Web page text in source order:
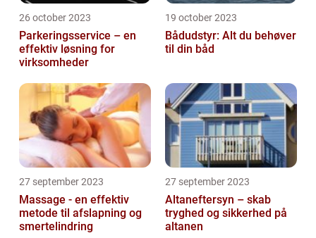
26 october 2023
Parkeringsservice – en
effektiv løsning for
virksomheder
19 october 2023
Bådudstyr: Alt du behøver
til din båd
27 september 2023
Massage - en effektiv
metode til afslapning og
smertelindring
27 september 2023
Altaneftersyn – skab
tryghed og sikkerhed på
altanen